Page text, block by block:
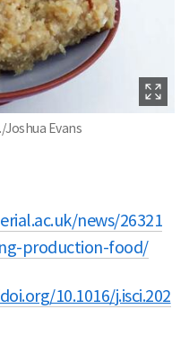
Joshua Evans
news/26321
production-food/
10.1016/j.isci.202